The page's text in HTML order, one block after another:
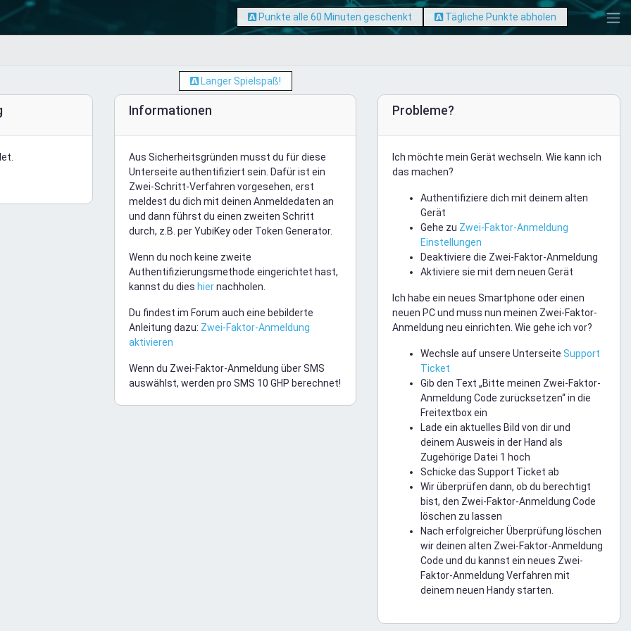
Punkte alle 60 Minuten geschenkt Tägliche Punkte abholen
Langer Spielspaß!
Informationen
Aus Sicherheitsgründen musst du für diese
Unterseite authentifiziert sein. Dafür ist ein
Zwei-Schritt-Verfahren vorgesehen, erst
meldest du dich mit deinen Anmeldedaten an
und dann führst du einen zweiten Schritt
durch, z.B. per YubiKey oder Token Generator.
Wenn du noch keine zweite
Authentifizierungsmethode eingerichtet hast,
kannst du dies hiernachholen.
Du findest im Forum auch eine bebilderte
Anleitung dazu: Zwei-Faktor-Anmeldung
aktivieren
Wenn du Zwei-Faktor-Anmeldung über SMS
auswählst, werden pro SMS 10 GHP berechnet!
Probleme?
Ich möchte mein Gerät wechseln. Wie kann ich
das machen?
Authentifiziere dich mit deinem alten
Gerät
Gehe zu Zwei-Faktor-Anmeldung
Einstellungen
Deaktiviere die Zwei-Faktor-Anmeldung
Aktiviere sie mit dem neuen Gerät
Ich habe ein neues Smartphone oder einen
neuen PC und muss nun meinen Zwei-Faktor-
Anmeldung neu einrichten. Wie gehe ich vor?
Wechsle auf unsere UnterseiteSupport
Ticket
Gib den Text „Bitte meinen Zwei-Faktor-
Anmeldung Code zurücksetzen“ in die
Freitextbox ein
Lade ein aktuelles Bild von dir und
deinem Ausweis in der Hand als
Zugehörige Datei 1 hoch
Schicke das Support Ticket ab
Wir überprüfen dann, ob du berechtigt
bist, den Zwei-Faktor-Anmeldung Code
löschen zu lassen
Nach erfolgreicher Überprüfung löschen
wir deinen alten Zwei-Faktor-Anmeldung
Code und du kannst ein neues Zwei-
Faktor-Anmeldung Verfahren mit
deinem neuen Handy starten.